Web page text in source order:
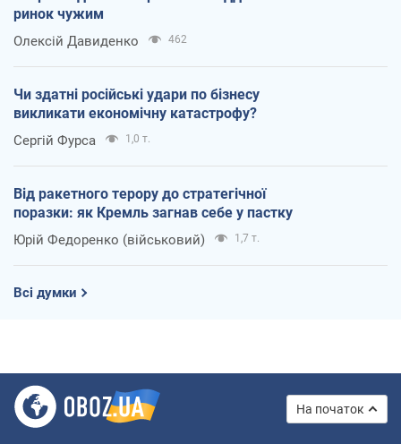
ринок чужим
Олексій Давиденко 462
Чи здатні російські удари по бізнесу
викликати економічну катастрофу?
Сергій Фурса 1,0 т.
Від ракетного терору до стратегічної
поразки: як Кремль загнав себе у пастку
Юрій Федоренко (військовий) 1,7 т.
Всі думки
На початок